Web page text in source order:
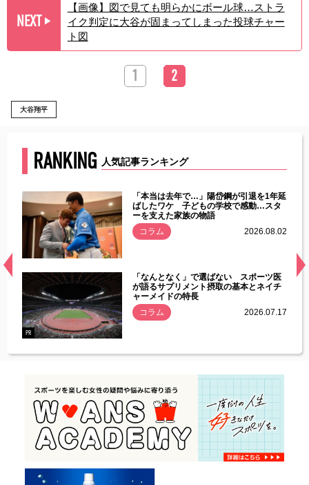
NEXT ▶︎
【画像】図で見ても明らかにボール球…ストラ
イク判定に大谷が固まってしまった投球チャー
ト図
1 2
大谷翔平
RANKING 人気記事ランキング
常
「本当は去年で…」陽岱鋼が引退を1年延
ばしたワケ 子どもの学校で感動…スタ
ーを支えた家族の物語
コラム
2026.08.02
PR
「なんとなく」で選ばない スポーツ医
が語るサプリメント摂取の基本とネイチ
ャーメイドの特長
コラム
2026.07.17